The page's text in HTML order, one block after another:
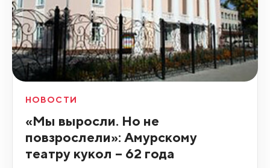
НОВОСТИ
«Мы выросли. Но не
повзрослели»: Амурскому
театру кукол – 62 года